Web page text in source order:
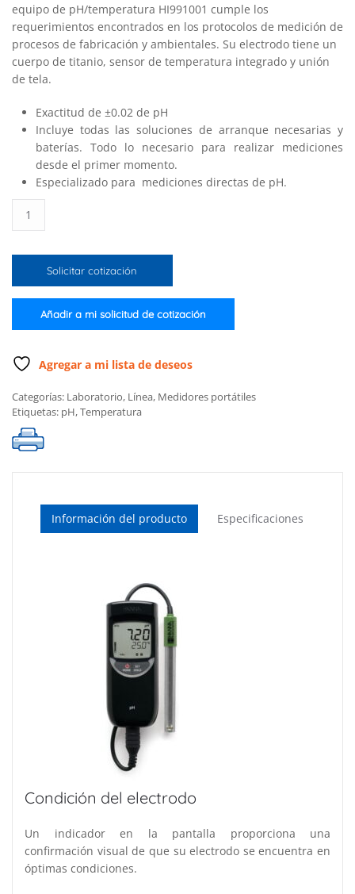
equipo de pH/temperatura HI991001 cumple los
requerimientos encontrados en los protocolos de medición de
procesos de fabricación y ambientales. Su electrodo tiene un
cuerpo de titanio, sensor de temperatura integrado y unión
de tela.
Exactitud de ±0.02 de pH
Incluye todas las soluciones de arranque necesarias y
baterías. Todo lo necesario para realizar mediciones
desde el primer momento.
Especializado para mediciones directas de pH.
portátil
pH/temperatura
impermeable
Solicitar cotización
Añadir a mi solicitud de cotización
Agregar a mi lista de deseos
Categorías: Laboratorio, Línea, Medidores portátiles
Etiquetas: pH,Temperatura
Información del producto Especificaciones
Condición del electrodo
Un indicador en la pantalla proporciona una
confirmación visual de que su electrodo se encuentra en
óptimas condiciones.